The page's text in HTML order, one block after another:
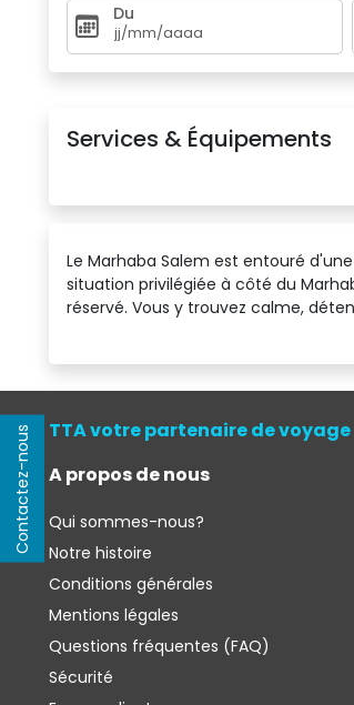
Contactez-nous
Du
Services & Équipements
Le Marhaba Salem est entouré
situation privilégiée à côté du
réservé. Vous y trouvez calme,
TTA votre partenaire de voyage
A propos de nous
Qui sommes-nous?
Notre histoire
Conditions générales
Mentions légales
Questions fréquentes (FAQ)
Sécurité